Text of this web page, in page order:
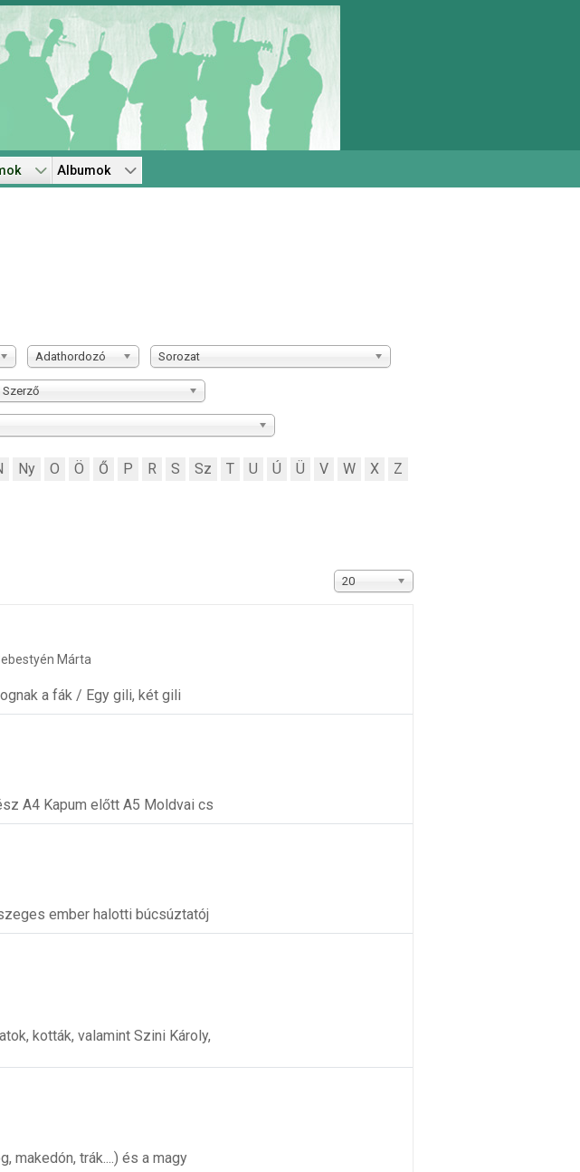
Albumok
Adathordozó Sorozat
Szerző
Ny O Ö Ő P R S Sz T U Ú Ü V W X
Z
Tételek #
20
Márta
a fák / Egy gili, két gili
A4 Kapum előtt A5 Moldvai cs
ember halotti búcsúztatój
kották, valamint Szini Károly,
makedón, trák....) és a magy